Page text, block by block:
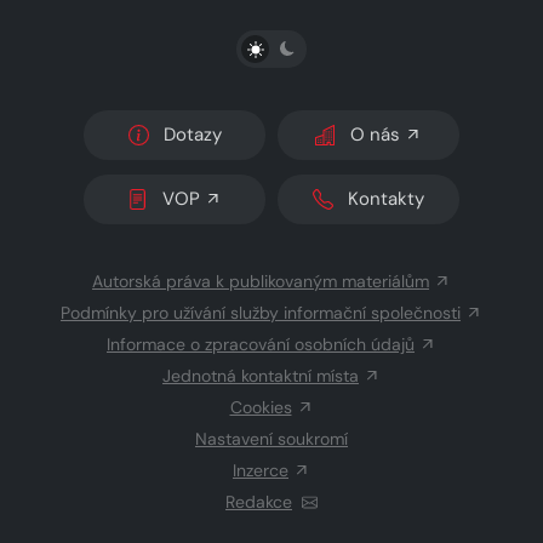
PŘEPNOUT SVĚTLÝ/TMAVÝ REŽIM
Dotazy O nás
VOP Kontakty
Autorská práva k publikovaným materiálům
Podmínky pro užívání služby informační společnosti
Informace o zpracování osobních údajů
Jednotná kontaktní místa
Cookies
Nastavení soukromí
Inzerce
Redakce